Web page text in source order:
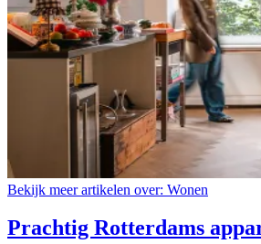
Bekijk meer artikelen over: Wonen
Prachtig Rotterdams